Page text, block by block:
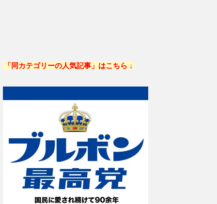
「同カテゴリーの人気記事」はこちら ↓